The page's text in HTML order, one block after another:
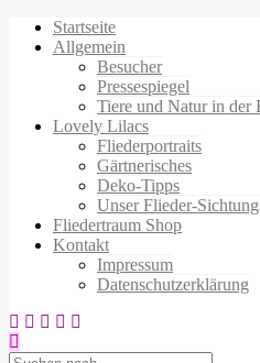
Startseite
Allgemein
Besucher
Pressespiegel
Tiere und Natur in der
Lovely Lilacs
Fliederportraits
Gärtnerisches
Deko-Tipps
Unser Flieder-
Fliedertraum Shop
Kontakt
Impressum
Datenschutzerklärung